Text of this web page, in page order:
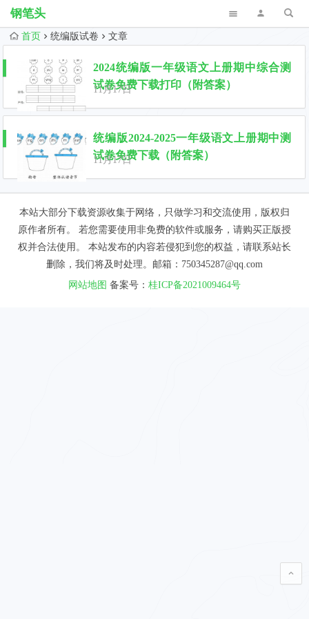
钢笔头
首页 统编版试卷 文章
2024统编版一年级语文上册期中综合测
试卷免费下载打印（附答案）
11月17日
统编版2024-2025一年级语文上册期中测
试卷免费下载（附答案）
11月17日
本站大部分下载资源收集于网络，只做学习和交流使用，版权归
原作者所有。 若您需要使用非免费的软件或服务，请购买正版授
权并合法使用。 本站发布的内容若侵犯到您的权益，请联系站长
删除，我们将及时处理。邮箱：750345287@qq.com
网站地图 备案号： 桂ICP备2021009464号